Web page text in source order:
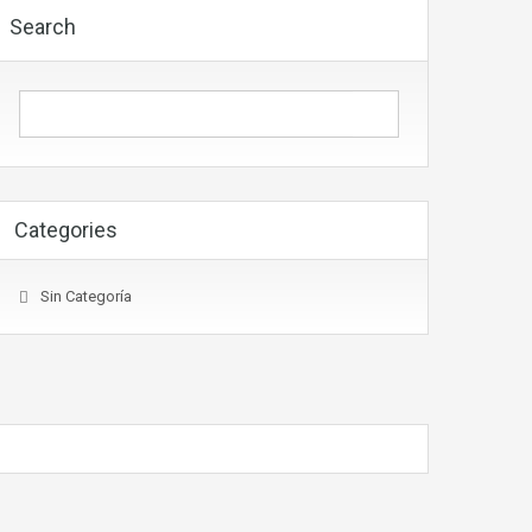
Search
Categories
Sin Categoría